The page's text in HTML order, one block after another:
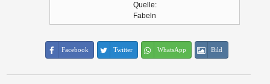
Quelle:
Fabeln
Facebook Twitter WhatsApp Bild